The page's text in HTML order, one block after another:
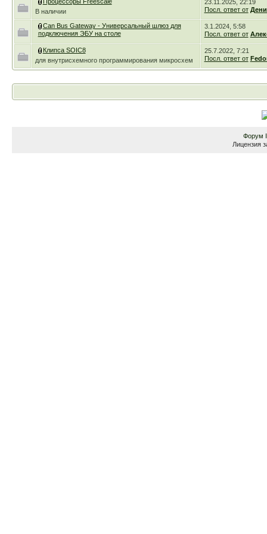
просто
ладно
связка.
же
Ewgeni,
на сто
щиток
Р1460
и в
В наличии
23.11.2025, 22:19
Посл. ответ от
Can Bus Gateway - Универсальный шлюз для
подключения ЭБУ на столе
3.1.2024, 5:58
Посл. ответ от
Клипса SOIC8
для внутрисхемного программирования микросхем
25.7.2022, 7:21
Посл. ответ от
Форум
Лицензия